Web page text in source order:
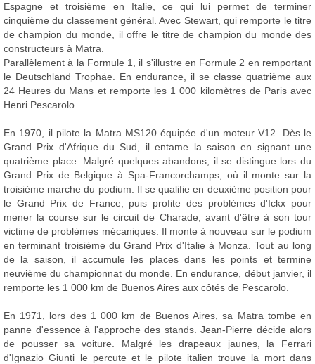
Espagne et troisième en Italie, ce qui lui permet de terminer
cinquième du classement général. Avec Stewart, qui remporte le titre
de champion du monde, il offre le titre de champion du monde des
constructeurs à Matra.
Parallèlement à la Formule 1, il s'illustre en Formule 2 en remportant
le Deutschland Trophäe. En endurance, il se classe quatrième aux
24 Heures du Mans et remporte les 1 000 kilomètres de Paris avec
Henri Pescarolo.
En 1970, il pilote la Matra MS120 équipée d'un moteur V12. Dès le
Grand Prix d'Afrique du Sud, il entame la saison en signant une
quatrième place. Malgré quelques abandons, il se distingue lors du
Grand Prix de Belgique à Spa-Francorchamps, où il monte sur la
troisième marche du podium. Il se qualifie en deuxième position pour
le Grand Prix de France, puis profite des problèmes d'Ickx pour
mener la course sur le circuit de Charade, avant d'être à son tour
victime de problèmes mécaniques. Il monte à nouveau sur le podium
en terminant troisième du Grand Prix d'Italie à Monza. Tout au long
de la saison, il accumule les places dans les points et termine
neuvième du championnat du monde. En endurance, début janvier, il
remporte les 1 000 km de Buenos Aires aux côtés de Pescarolo.
En 1971, lors des 1 000 km de Buenos Aires, sa Matra tombe en
panne d'essence à l'approche des stands. Jean-Pierre décide alors
de pousser sa voiture. Malgré les drapeaux jaunes, la Ferrari
d'Ignazio Giunti le percute et le pilote italien trouve la mort dans